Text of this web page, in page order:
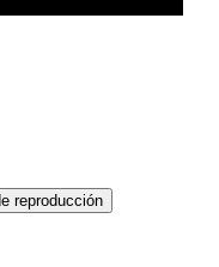
reproducción